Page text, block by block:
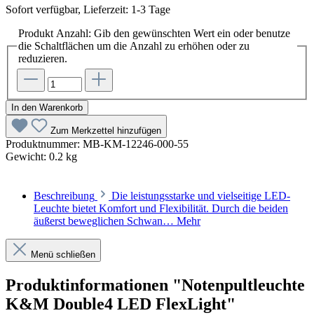
Sofort verfügbar, Lieferzeit: 1-3 Tage
Produkt Anzahl: Gib den gewünschten Wert ein oder benutze
die Schaltflächen um die Anzahl zu erhöhen oder zu
reduzieren.
In den Warenkorb
Zum Merkzettel hinzufügen
Produktnummer: MB-KM-12246-000-55
Gewicht: 0.2 kg
Beschreibung
Die leistungsstarke und vielseitige LED-
Leuchte bietet Komfort und Flexibilität. Durch die beiden
äußerst beweglichen Schwan… Mehr
Menü schließen
Produktinformationen "Notenpultleuchte
K&M Double4 LED FlexLight"